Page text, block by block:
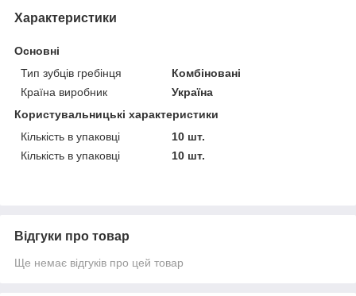
Характеристики
Основні
Тип зубців гребінця
Комбіновані
Країна виробник
Україна
Користувальницькі характеристики
Кількість в упаковці
10 шт.
Кількість в упаковці
10 шт.
Відгуки про товар
Ще немає відгуків про цей товар